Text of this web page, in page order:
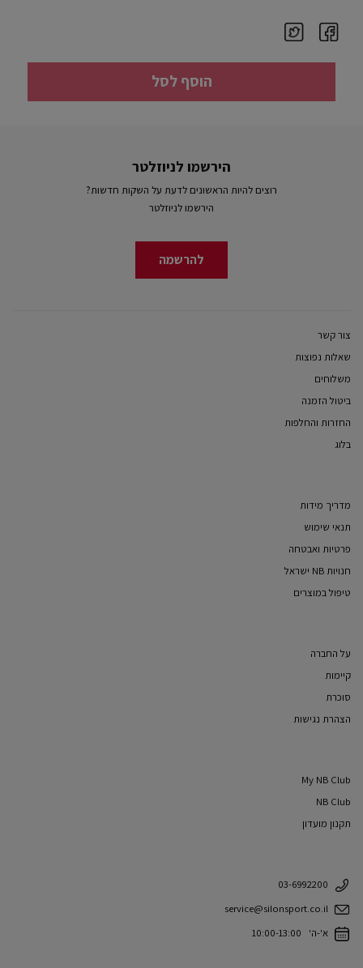
הוסף לסל
הירשמו לניוזלטר
רוצים להיות הראשונים לדעת על השקות חדשות?
הירשמו לניוזלטר
להרשמה
צור קשר
שאלות נפוצות
משלוחים
ביטול הזמנה
החזרות והחלפות
בלוג
מדריך מידות
תנאי שימוש
פרטיות ואבטחה
חנויות NB ישראל
טיפול במוצרים
על החברה
קיימות
סוכרת
הצהרת נגישות
My NB Club
NB Club
תקנון מועדון
03-6992200
service@silonsport.co.il
א'-ה' 10:00-13:00